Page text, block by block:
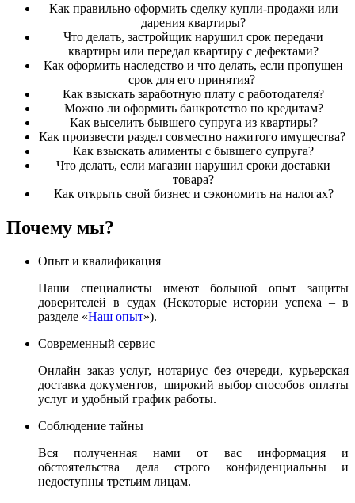
Как правильно оформить сделку купли-продажи или
дарения квартиры?
Что делать, застройщик нарушил срок передачи
квартиры или передал квартиру с дефектами?
Как оформить наследство и что делать, если пропущен
срок для его принятия?
Как взыскать заработную плату с работодателя?
Можно ли оформить банкротство по кредитам?
Как выселить бывшего супруга из квартиры?
Как произвести раздел совместно нажитого имущества?
Как взыскать алименты с бывшего супруга?
Что делать, если магазин нарушил сроки доставки
товара?
Как открыть свой бизнес и сэкономить на налогах?
Почему мы?
Опыт и квалификация
Наши специалисты имеют большой опыт защиты
доверителей в судах (Некоторые истории успеха – в
разделе «Наш опыт»).
Современный сервис
Онлайн заказ услуг, нотариус без очереди, курьерская
доставка документов, широкий выбор способов оплаты
услуг и удобный график работы.
Соблюдение тайны
Вся полученная нами от вас информация и
обстоятельства дела строго конфиденциальны и
недоступны третьим лицам.